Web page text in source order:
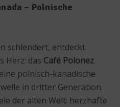
– Polnische
schlendert, entdeckt
Herz: das Café Polonez.
polnisch-kanadische
in dritter Generation.
der alten Welt: herzhafte